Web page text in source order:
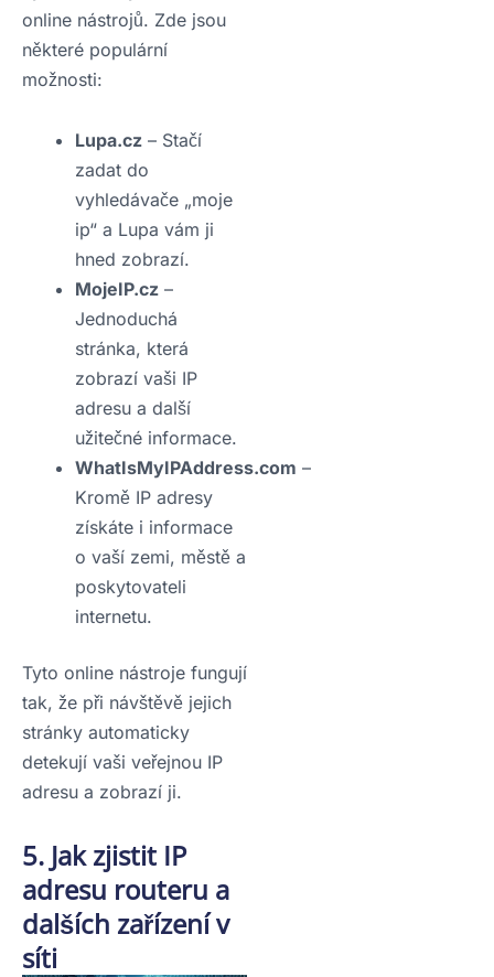
online nástrojů. Zde jsou
některé populární
možnosti:
Lupa.cz – Stačí
zadat do
vyhledávače „moje
ip“ a Lupa vám ji
hned zobrazí.
MojeIP.cz –
Jednoduchá
stránka, která
zobrazí vaši IP
adresu a další
užitečné informace.
WhatIsMyIPAddress.com –
Kromě IP adresy
získáte i informace
o vaší zemi, městě a
poskytovateli
internetu.
Tyto online nástroje fungují
tak, že při návštěvě jejich
stránky automaticky
detekují vaši veřejnou IP
adresu a zobrazí ji.
5. Jak zjistit IP
adresu routeru a
dalších zařízení v
síti